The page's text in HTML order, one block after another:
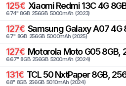
125€ Xiaomi Redmi 13C 4G
6.74" 8GB 256GB 5000mAh (2023)
127€ Samsung Galaxy A07 4G
6.7" 8GB 256GB 5000mAh (2025)
127€ Motorola Moto G05 8GB,
6.67" 8GB 256GB 5200mAh (2024)
131€ TCL 50 NxtPaper 8GB,
6.8" 8GB 256GB 5010mAh (2024)